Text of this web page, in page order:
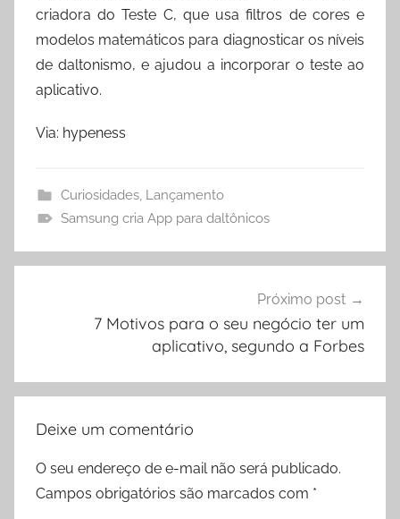
criadora do Teste C, que usa filtros de cores e
modelos matemáticos para diagnosticar os níveis
de daltonismo, e ajudou a incorporar o teste ao
aplicativo.
Via: hypeness
Curiosidades, Lançamento
Samsung cria App para daltônicos
Próximo post
7 Motivos para o seu negócio ter um
aplicativo, segundo a Forbes
Deixe um comentário
O seu endereço de e-mail não será publicado.
Campos obrigatórios são marcados com *